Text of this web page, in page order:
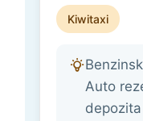
Kiwitaxi
Auto